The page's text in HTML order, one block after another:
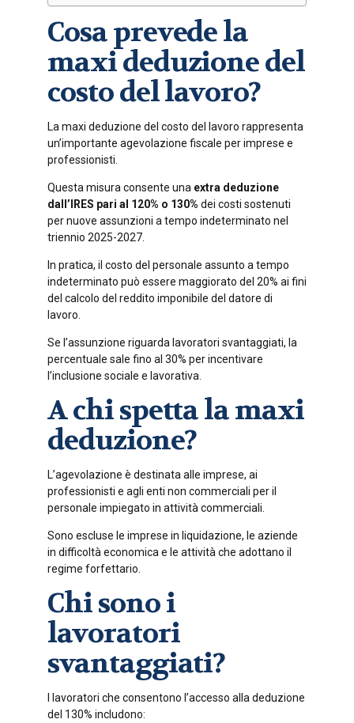
Cosa prevede la
maxi deduzione del
costo del lavoro?
La maxi deduzione del costo del lavoro rappresenta
un’importante agevolazione fiscale per imprese e
professionisti.
Questa misura consente una extra deduzione
dall’IRES pari al 120% o 130% dei costi sostenuti
per nuove assunzioni a tempo indeterminato nel
triennio 2025-2027.
In pratica, il costo del personale assunto a tempo
indeterminato può essere maggiorato del 20% ai fini
del calcolo del reddito imponibile del datore di
lavoro.
Se l’assunzione riguarda lavoratori svantaggiati, la
percentuale sale fino al 30% per incentivare
l’inclusione sociale e lavorativa.
A chi spetta la maxi
deduzione?
L’agevolazione è destinata alle imprese, ai
professionisti e agli enti non commerciali per il
personale impiegato in attività commerciali.
Sono escluse le imprese in liquidazione, le aziende
in difficoltà economica e le attività che adottano il
regime forfettario.
Chi sono i
lavoratori
svantaggiati?
I lavoratori che consentono l’accesso alla deduzione
del 130% includono: